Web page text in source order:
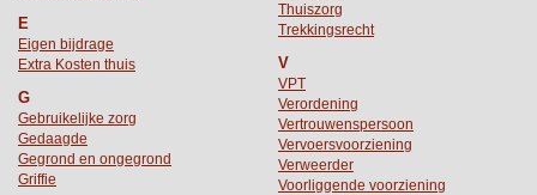
E
Eigen bijdrage
Extra Kosten thuis
G
Gebruikelijke zorg
Gedaagde
Gegrond en ongegrond
Griffie
Thuiszorg
Trekkingsrecht
V
VPT
Verordening
Vertrouwenspersoon
Vervoersvoorziening
Verweerder
Voorliggende voorziening